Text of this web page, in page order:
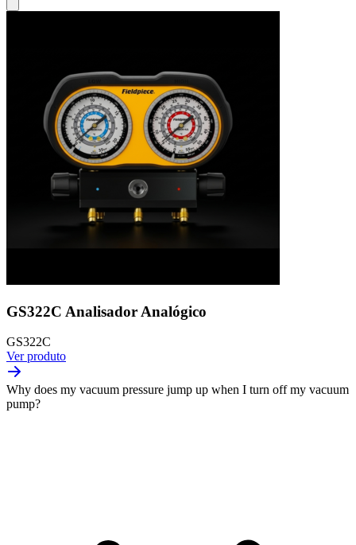
GS322C Analisador Analógico
GS322C
Ver produto
Why does my vacuum pressure jump up when I turn off my vacuum
pump?